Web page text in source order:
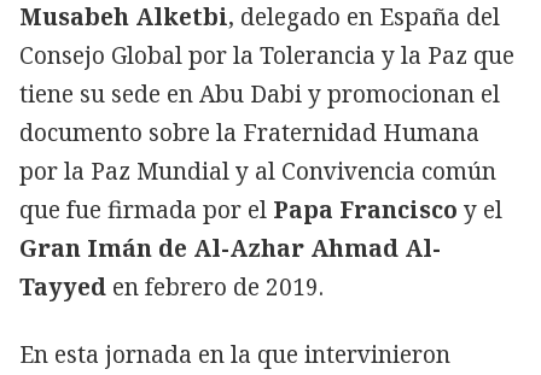
Musabeh Alketbi, delegado en España del
Consejo Global por la Tolerancia y la Paz que
tiene su sede en Abu Dabi y promocionan el
documento sobre la Fraternidad Humana
por la Paz Mundial y al Convivencia común
que fue firmada por el Papa Francisco y el
Gran Imán de Al-Azhar Ahmad Al-
Tayyed en febrero de 2019.
En esta jornada en la que intervinieron